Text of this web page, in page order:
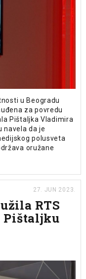
u Beogradu
za povredu
Pištaljka Vladimira
navela da je
polusveta
oružane
27. JUN 2023.
RTS
Pištaljku